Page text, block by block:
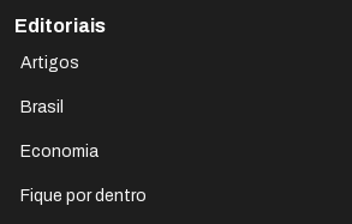
Editoriais
Artigos
Brasil
Economia
Fique por dentro